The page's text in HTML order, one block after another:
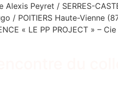
Alexis Peyret / SERRES-
/ POITIERS Haute-Vienne
« LE PP PROJECT » –